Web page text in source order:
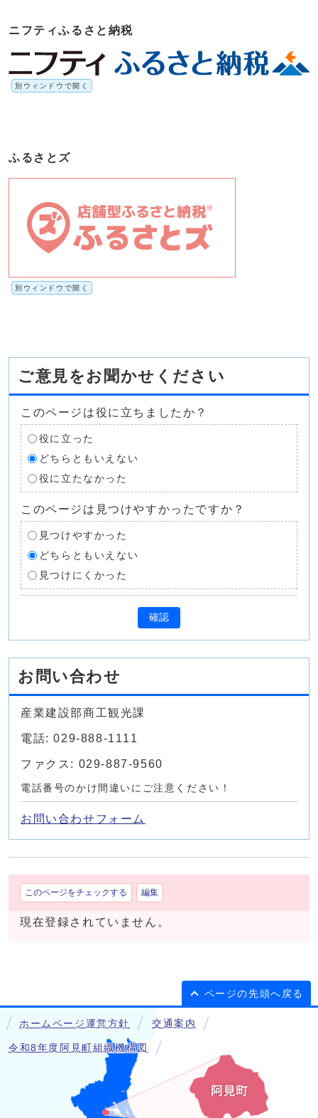
ニフティふるさと納税
別ウィンドウで開く
ふるさとズ
別ウィンドウで開く
ご意見をお聞かせください
このページは役に立ちましたか？
役に立った
どちらともいえない
役に立たなかった
このページは見つけやすかったですか？
見つけやすかった
どちらともいえない
見つけにくかった
確認
お問い合わせ
産業建設部商工観光課
電話: 029-888-1111
ファクス: 029-887-9560
電話番号のかけ間違いにご注意ください！
お問い合わせフォーム
このページをチェックする 編集
現在登録されていません。
ページの先頭へ戻る
ホームページ運営方針 交通案内
令和8年度阿見町組織機構図